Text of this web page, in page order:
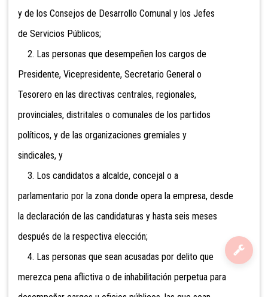
y de los Consejos de Desarrollo Comunal y los Jefes
de Servicios Públicos;
2. Las personas que desempeñen los cargos de
Presidente, Vicepresidente, Secretario General o
Tesorero en las directivas centrales, regionales,
provinciales, distritales o comunales de los partidos
políticos, y de las organizaciones gremiales y
sindicales, y
3. Los candidatos a alcalde, concejal o a
parlamentario por la zona donde opera la empresa, desde
la declaración de las candidaturas y hasta seis meses
después de la respectiva elección;
4. Las personas que sean acusadas por delito que
merezca pena aflictiva o de inhabilitación perpetua para